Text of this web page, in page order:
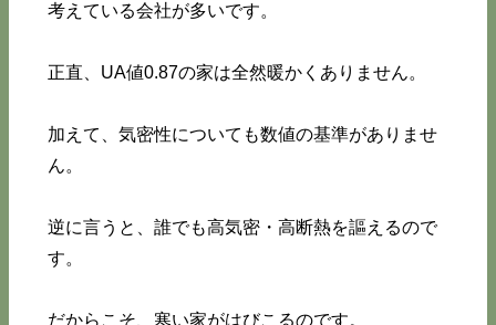
考えている会社が多いです。
正直、UA値0.87の家は全然暖かくありません。
加えて、気密性についても数値の基準がありませ
ん。
逆に言うと、誰でも高気密・高断熱を謳えるので
す。
だからこそ、寒い家がはびこるのです。